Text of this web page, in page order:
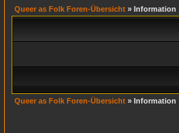
Queer as Folk Foren-Übersicht » Information
Queer as Folk Foren-Übersicht » Information